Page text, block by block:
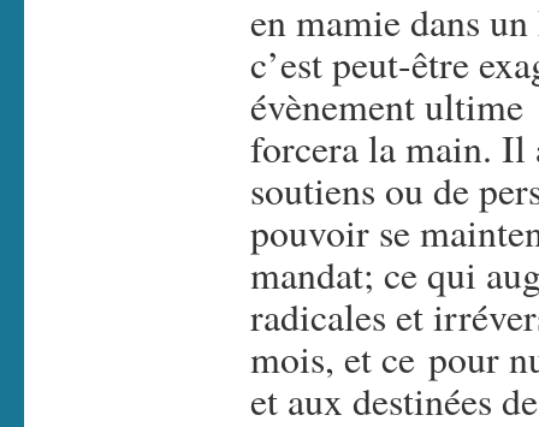
en mamie dans
c’est peut-être
évènement
forcera la main. Il
soutiens ou de
pouvoir se
mandat; ce qui
radicales et
mois, et ce pour
et aux destinées